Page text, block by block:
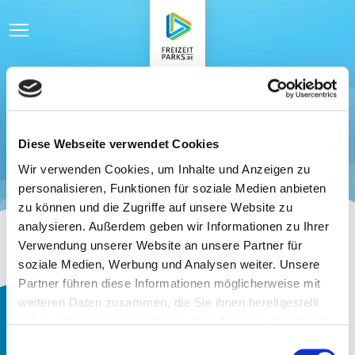
Diese Webseite verwendet Cookies
Wir verwenden Cookies, um Inhalte und Anzeigen zu
personalisieren, Funktionen für soziale Medien anbieten
zu können und die Zugriffe auf unsere Website zu
analysieren. Außerdem geben wir Informationen zu Ihrer
Verwendung unserer Website an unsere Partner für
soziale Medien, Werbung und Analysen weiter. Unsere
Partner führen diese Informationen möglicherweise mit
weiteren Daten zusammen, die Sie ihnen bereitgestellt
Parkfinder
Kategorien
Der Park Cast
Kontakt